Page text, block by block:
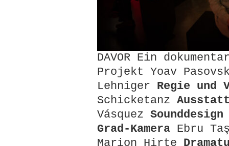
DAVOR Ein
Projekt Yoav
Lehniger Regie und
Schicketanz
Vásquez Sounddesign
Grad-Kamera Ebru
Marion Hirte